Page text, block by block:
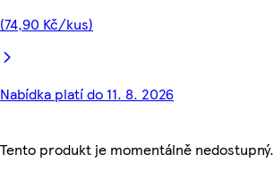
(74,90 Kč/kus)
Nabídka platí do 11. 8. 2026
Tento produkt je momentálně nedostupný.